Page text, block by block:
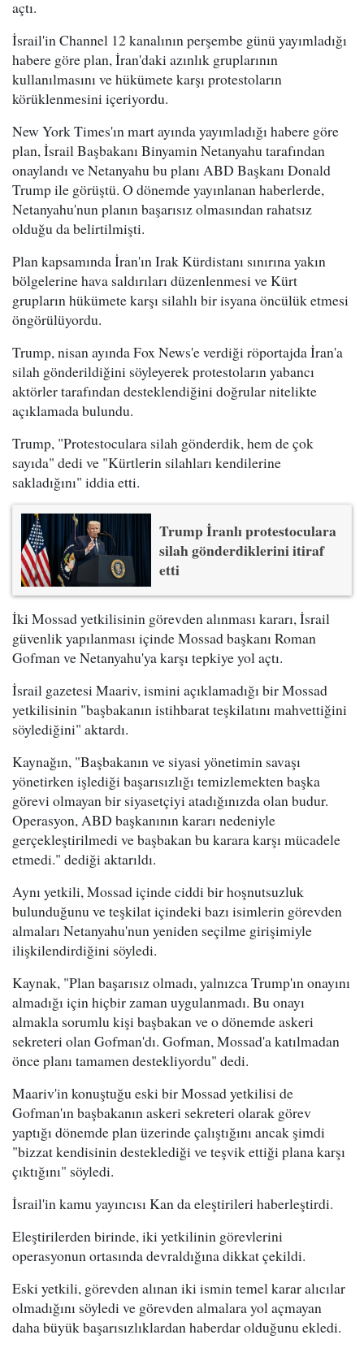
açtı.
İsrail'in Channel 12 kanalının perşembe günü yayımladığı
habere göre plan, İran'daki azınlık gruplarının
kullanılmasını ve hükümete karşı protestoların
körüklenmesini içeriyordu.
New York Times'ın mart ayında yayımladığı habere göre
plan, İsrail Başbakanı Binyamin Netanyahu tarafından
onaylandı ve Netanyahu bu planı ABD Başkanı Donald
Trump ile görüştü. O dönemde yayınlanan haberlerde,
Netanyahu'nun planın başarısız olmasından rahatsız
olduğu da belirtilmişti.
Plan kapsamında İran'ın Irak Kürdistanı sınırına yakın
bölgelerine hava saldırıları düzenlenmesi ve Kürt
grupların hükümete karşı silahlı bir isyana öncülük etmesi
öngörülüyordu.
Trump, nisan ayında Fox News'e verdiği röportajda İran'a
silah gönderildiğini söyleyerek protestoların yabancı
aktörler tarafından desteklendiğini doğrular nitelikte
açıklamada bulundu.
Trump, "Protestoculara silah gönderdik, hem de çok
sayıda" dedi ve "Kürtlerin silahları kendilerine
sakladığını" iddia etti.
Trump İranlı protestoculara
silah gönderdiklerini itiraf
etti
İki Mossad yetkilisinin görevden alınması kararı, İsrail
güvenlik yapılanması içinde Mossad başkanı Roman
Gofman ve Netanyahu'ya karşı tepkiye yol açtı.
İsrail gazetesi Maariv, ismini açıklamadığı bir Mossad
yetkilisinin "başbakanın istihbarat teşkilatını mahvettiğini
söylediğini" aktardı.
Kaynağın, "Başbakanın ve siyasi yönetimin savaşı
yönetirken işlediği başarısızlığı temizlemekten başka
görevi olmayan bir siyasetçiyi atadığınızda olan budur.
Operasyon, ABD başkanının kararı nedeniyle
gerçekleştirilmedi ve başbakan bu karara karşı mücadele
etmedi." dediği aktarıldı.
Aynı yetkili, Mossad içinde ciddi bir hoşnutsuzluk
bulunduğunu ve teşkilat içindeki bazı isimlerin görevden
almaları Netanyahu'nun yeniden seçilme girişimiyle
ilişkilendirdiğini söyledi.
Kaynak, "Plan başarısız olmadı, yalnızca Trump'ın onayını
almadığı için hiçbir zaman uygulanmadı. Bu onayı
almakla sorumlu kişi başbakan ve o dönemde askeri
sekreteri olan Gofman'dı. Gofman, Mossad'a katılmadan
önce planı tamamen destekliyordu" dedi.
Maariv'in konuştuğu eski bir Mossad yetkilisi de
Gofman'ın başbakanın askeri sekreteri olarak görev
yaptığı dönemde plan üzerinde çalıştığını ancak şimdi
"bizzat kendisinin desteklediği ve teşvik ettiği plana karşı
çıktığını" söyledi.
İsrail'in kamu yayıncısı Kan da eleştirileri haberleştirdi.
Eleştirilerden birinde, iki yetkilinin görevlerini
operasyonun ortasında devraldığına dikkat çekildi.
Eski yetkili, görevden alınan iki ismin temel karar alıcılar
olmadığını söyledi ve görevden almalara yol açmayan
daha büyük başarısızlıklardan haberdar olduğunu ekledi.